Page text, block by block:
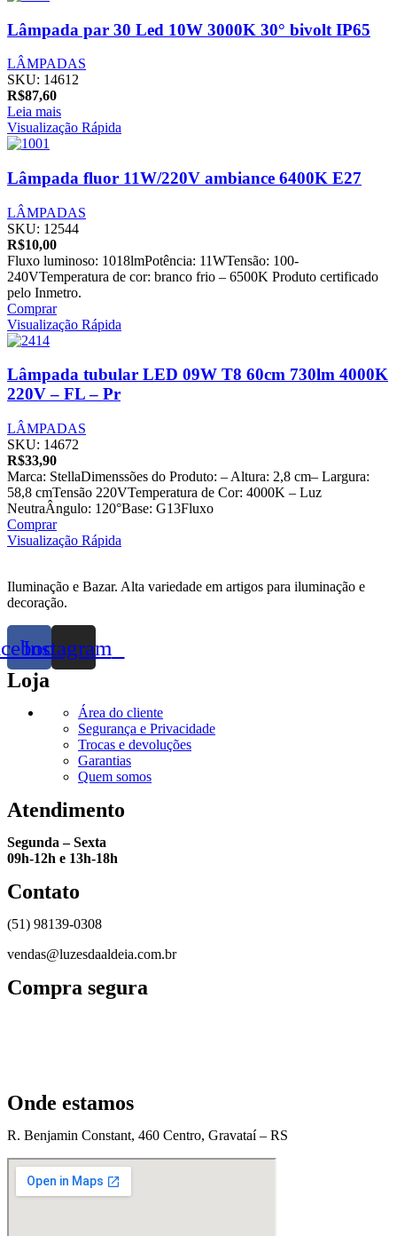
Lâmpada par 30 Led 10W 3000K 30° bivolt IP65
LÂMPADAS
SKU: 14612
R$87,60
Leia mais
Visualização Rápida
Lâmpada fluor 11W/220V ambiance 6400K E27
LÂMPADAS
SKU: 12544
R$10,00
Fluxo luminoso: 1018lmPotência: 11WTensão: 100-
240VTemperatura de cor: branco frio – 6500K Produto certificado
pelo Inmetro.
Comprar
Visualização Rápida
Lâmpada tubular LED 09W T8 60cm 730lm 4000K
220V – FL – Pr
LÂMPADAS
SKU: 14672
R$33,90
Marca: StellaDimenssões do Produto: – Altura: 2,8 cm– Largura:
58,8 cmTensão 220VTemperatura de Cor: 4000K – Luz
NeutraÂngulo: 120°Base: G13Fluxo
Comprar
Visualização Rápida
Iluminação e Bazar. Alta variedade em artigos para iluminação e
decoração.
Instagram
Loja
Área do cliente
Segurança e Privacidade
Trocas e devoluções
Garantias
Quem somos
Atendimento
Segunda – Sexta
09h-12h e 13h-18h
Contato
(51) 98139-0308
vendas@luzesdaaldeia.com.br
Compra segura
Onde estamos
R. Benjamin Constant, 460 Centro, Gravataí – RS